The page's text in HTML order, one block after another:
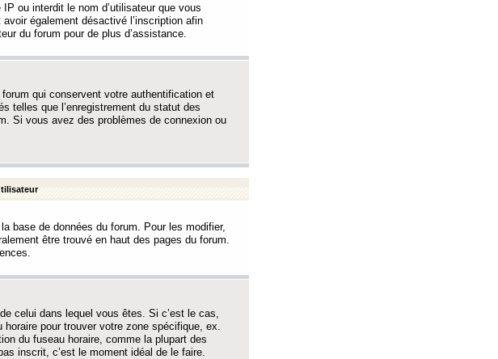
ou interdit le nom d’utilisateur que vous
également désactivé l’inscription afin
du forum pour de plus d’assistance.
qui conservent votre authentification et
telles que l’enregistrement du statut des
Si vous avez des problèmes de connexion ou
base de données du forum. Pour les modifier,
être trouvé en haut des pages du forum.
celui dans lequel vous êtes. Si c’est le cas,
pour trouver votre zone spécifique, ex.
du fuseau horaire, comme la plupart des
inscrit, c’est le moment idéal de le faire.